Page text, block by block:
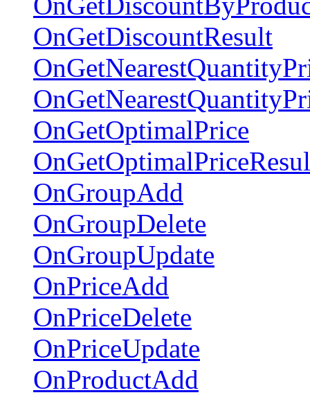
OnGetDiscountResult
OnGetOptimalPrice
OnGroupAdd
OnGroupDelete
OnGroupUpdate
OnPriceAdd
OnPriceDelete
OnPriceUpdate
OnProductAdd